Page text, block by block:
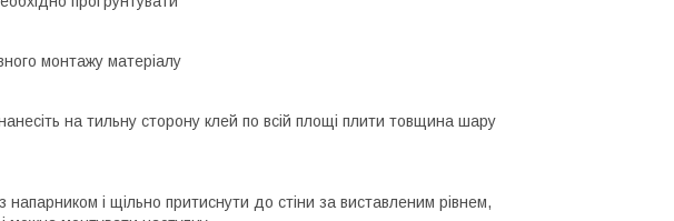
монтажу матеріалу
на тильну сторону клей по всій площі плити товщина шару
і щільно притиснути до стіни за виставленим рівнем,